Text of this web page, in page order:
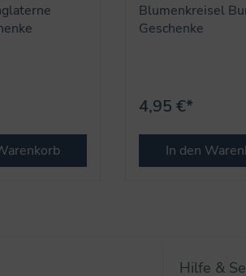
Blumenkreisel
Geschenke
4,95 €*
In den
Hilfe &